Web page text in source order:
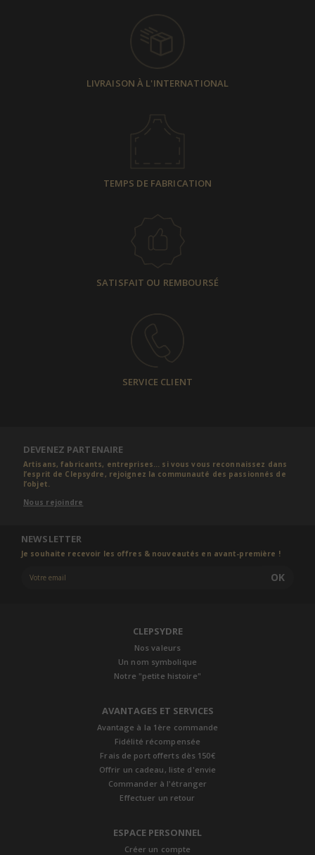
LIVRAISON À L'INTERNATIONAL
TEMPS DE FABRICATION
SATISFAIT OU REMBOURSÉ
SERVICE CLIENT
DEVENEZ PARTENAIRE
Artisans, fabricants, entreprises... si vous vous reconnaissez dans
l’esprit de Clepsydre, rejoignez la communauté des passionnés de
l’objet.
Nous rejoindre
NEWSLETTER
Je souhaite recevoir les offres & nouveautés en avant-première !
OK
CLEPSYDRE
Nos valeurs
Un nom symbolique
Notre "petite histoire"
AVANTAGES ET SERVICES
Avantage à la 1ère commande
Fidélité récompensée
Frais de port offerts dès 150€
Offrir un cadeau, liste d'envie
Commander à l'étranger
Effectuer un retour
ESPACE PERSONNEL
Créer un compte